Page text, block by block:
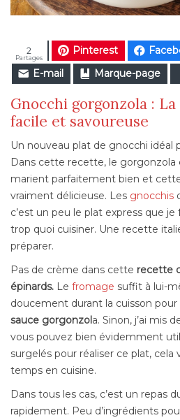
Pinterest
E-mail
Marque-page
Partages
2
Gnocchi gorgonzola :
facile et savoureuse
Un nouveau plat de gnocchi idéal
Dans cette recette, le gorgonzola
marient parfaitement bien et
vraiment délicieuse. Les gnocchis
c’est un peu le plat express que je
trop quoi cuisiner. Une recette
préparer.
Pas de crème dans cette recette
épinards. Le fromage suffit à lui-
doucement durant la cuisson
sauce gorgonzola. Sinon, j’ai mis
vous pouvez bien évidemment
surgelés pour réaliser ce plat, cela
temps en cuisine.
Dans tous les cas, c’est un repas
rapidement. Peu d’ingrédients